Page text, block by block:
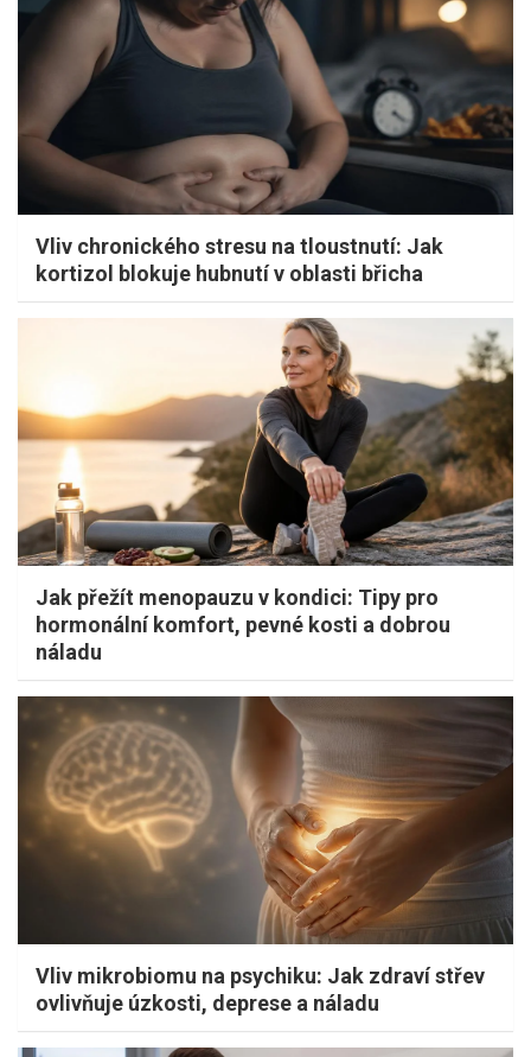
Vliv chronického stresu na tloustnutí: Jak
kortizol blokuje hubnutí v oblasti břicha
Jak přežít menopauzu v kondici: Tipy pro
hormonální komfort, pevné kosti a dobrou
náladu
Vliv mikrobiomu na psychiku: Jak zdraví střev
ovlivňuje úzkosti, deprese a náladu